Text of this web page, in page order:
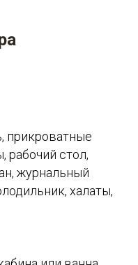
прикроватные
рабочий стол,
журнальный
халаты,